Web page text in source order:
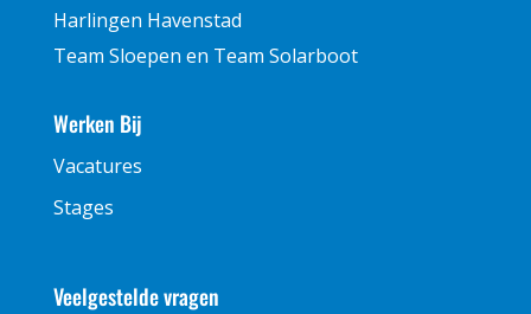
Harlingen Havenstad
Team Sloepen en Team Solarboot
Werken Bij
Vacatures
Stages
Veelgestelde vragen